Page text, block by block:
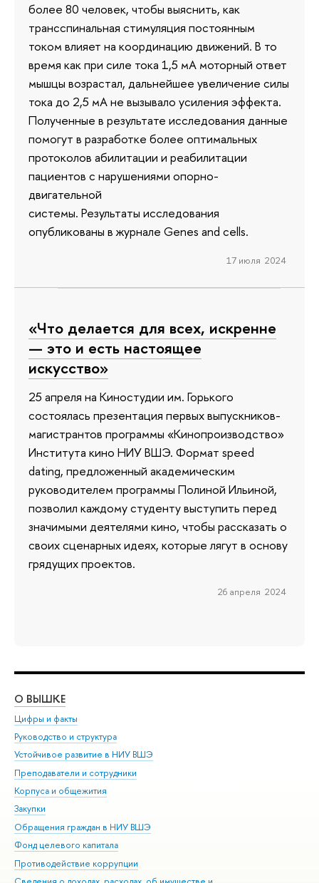
более 80 человек, чтобы выяснить, как
трансспинальная стимуляция постоянным
током влияет на координацию движений. В то
время как при силе тока 1,5 мА моторный ответ
мышцы возрастал, дальнейшее увеличение силы
тока до 2,5 мА не вызывало усиления эффекта.
Полученные в результате исследования данные
помогут в разработке более оптимальных
протоколов абилитации и реабилитации
пациентов с нарушениями опорно-
двигательной
системы. Результаты исследования
опубликованы в журнале Genes and cells.
17 июля 2024
«Что делается для всех, искренне
— это и есть настоящее
искусство»
25 апреля на Киностудии им. Горького
состоялась презентация первых выпускников-
магистрантов программы «Кинопроизводство»
Института кино НИУ ВШЭ. Формат speed
dating, предложенный академическим
руководителем программы Полиной Ильиной,
позволил каждому студенту выступить перед
значимыми деятелями кино, чтобы рассказать о
своих сценарных идеях, которые лягут в основу
грядущих проектов.
26 апреля 2024
О ВЫШКЕ
Цифры и факты
Руководство и структура
Устойчивое развитие в НИУ ВШЭ
Преподаватели и сотрудники
Корпуса и общежития
Закупки
Обращения граждан в НИУ ВШЭ
Фонд целевого капитала
Противодействие коррупции